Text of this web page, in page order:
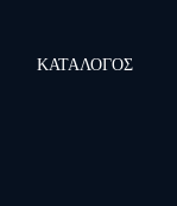
ΚΑΤΑΛΟΓΟΣ